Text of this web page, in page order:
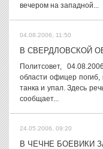
вечером на западной...
04.08.2006, 11:50
В СВЕРДЛОВСКОЙ
Политсовет,
области офицер погиб,
танка и упал. Здесь
сообщает...
24.05.2006, 09:20
В ЧЕЧНЕ БОЕВИКИ